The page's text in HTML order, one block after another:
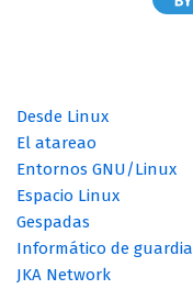
Desde Linux
El atareao
Entornos GNU/Linux
Espacio Linux
Gespadas
Informático de guardia
JKA Network